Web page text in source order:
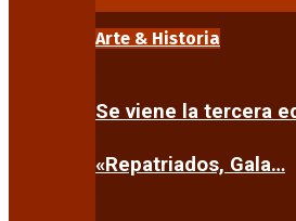
Arte & Historia
Se viene la tercera
«Repatriados, Gala…